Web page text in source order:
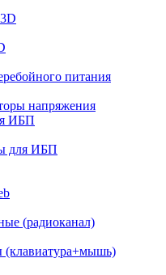
питания
напряжения
ИБП
для ИБП
(радиоканал)
(клавиатура+мышь)